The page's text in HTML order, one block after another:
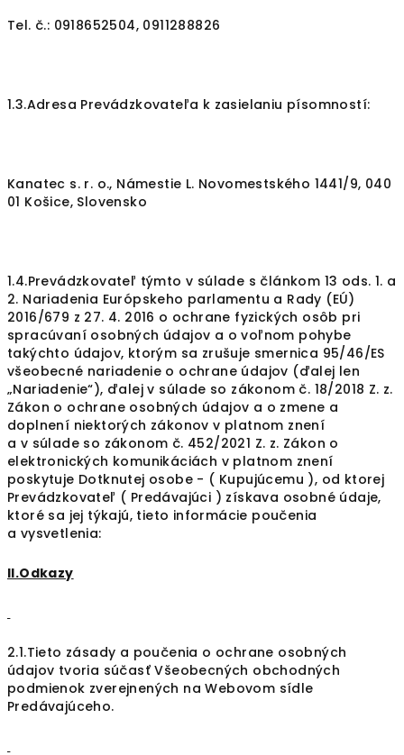
Tel. č.: 0918652504, 0911288826
1.3.Adresa Prevádzkovateľa k zasielaniu písomností:
Kanatec s. r. o., Námestie L. Novomestského 1441/9, 040
01 Košice, Slovensko
1.4.Prevádzkovateľ týmto v súlade s článkom 13 ods. 1. a
2. Nariadenia Európskeho parlamentu a Rady (EÚ)
2016/679 z 27. 4. 2016 o ochrane fyzických osôb pri
spracúvaní osobných údajov a o voľnom pohybe
takýchto údajov, ktorým sa zrušuje smernica 95/46/ES
všeobecné nariadenie o ochrane údajov (ďalej len
„Nariadenie“), ďalej v súlade so zákonom č. 18/2018 Z. z.
Zákon o ochrane osobných údajov a o zmene a
doplnení niektorých zákonov v platnom znení
a v súlade so zákonom č. 452/2021 Z. z. Zákon o
elektronických komunikáciách v platnom znení
poskytuje Dotknutej osobe - ( Kupujúcemu ), od ktorej
Prevádzkovateľ ( Predávajúci ) získava osobné údaje,
ktoré sa jej týkajú, tieto informácie poučenia
a vysvetlenia:
II.Odkazy
2.1.Tieto zásady a poučenia o ochrane osobných
údajov tvoria súčasť Všeobecných obchodných
podmienok zverejnených na Webovom sídle
Predávajúceho.